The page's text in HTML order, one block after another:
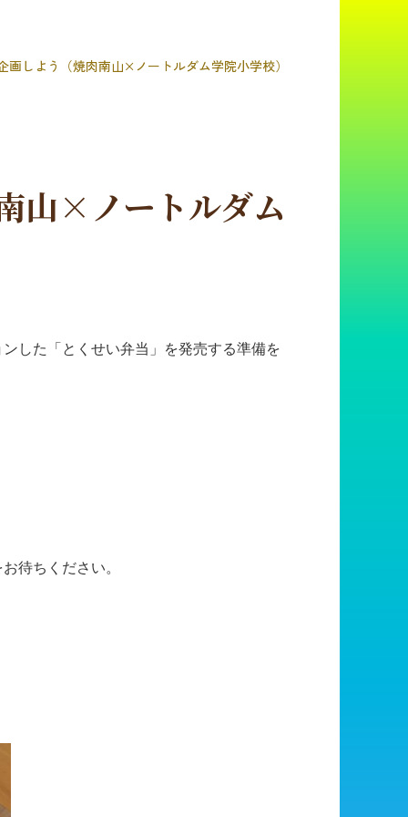
画しよう（焼肉南山×ノートルダム学院小学校）
山×ノートルダム
した「とくせい弁当」を発売する準備を
待ちください。